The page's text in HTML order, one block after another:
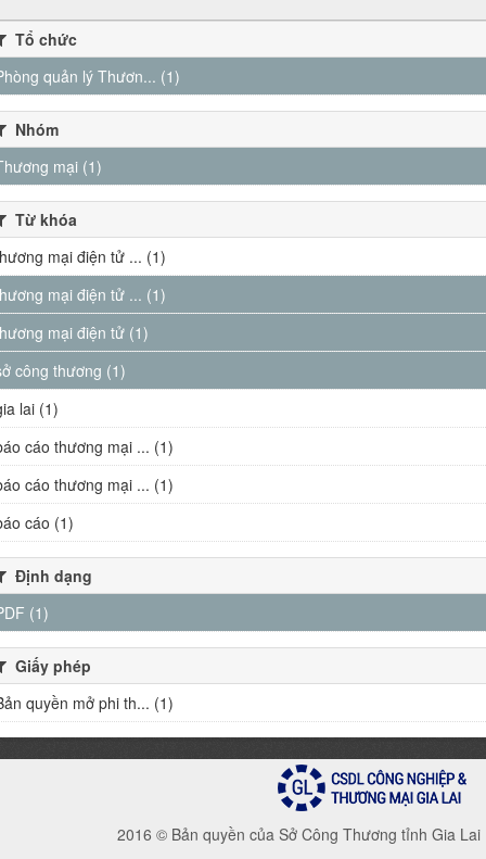
Tổ chức
quản lý Thươn... (1)
Nhóm
mại (1)
Từ khóa
mại điện tử ... (1)
mại điện tử ... (1)
mại điện tử (1)
công thương (1)
lai (1)
cáo thương mại ... (1)
cáo thương mại ... (1)
cáo (1)
Định dạng
(1)
Giấy phép
quyền mở phi th... (1)
2016 © Bản quyền của Sở Công Thương tỉnh Gia Lai